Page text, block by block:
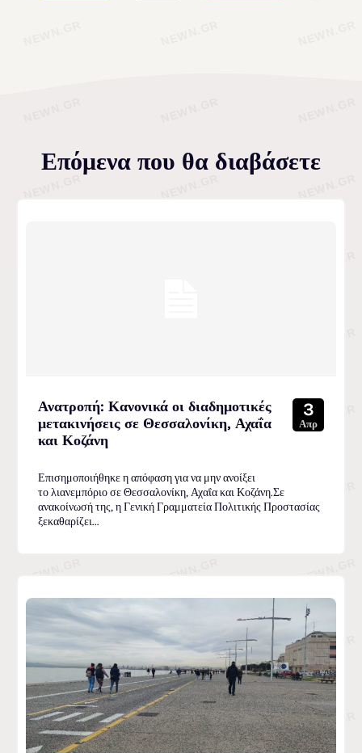
Επόμενα που θα διαβάσετε
Ανατροπή: Κανονικά οι διαδημοτικές
μετακινήσεις σε Θεσσαλονίκη, Αχαΐα
και Κοζάνη
3
Απρ
Επισημοποιήθηκε η απόφαση για να μην ανοίξει
το λιανεμπόριο σε Θεσσαλονίκη, Αχαΐα και Κοζάνη.Σε
ανακοίνωσή της, η Γενική Γραμματεία Πολιτικής Προστασίας
ξεκαθαρίζει...